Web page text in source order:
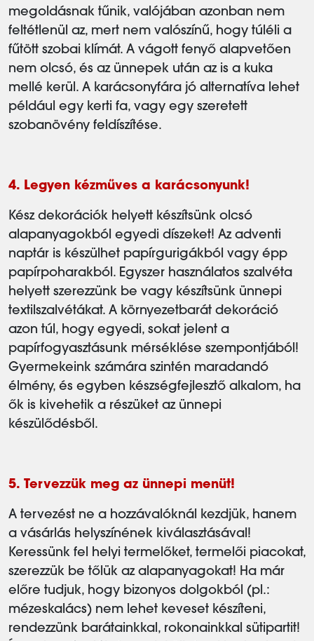
megoldásnak tűnik, valójában azonban nem
feltétlenül az, mert nem valószínű, hogy túléli a
fűtött szobai klímát. A vágott fenyő alapvetően
nem olcsó, és az ünnepek után az is a kuka
mellé kerül. A karácsonyfára jó alternatíva lehet
például egy kerti fa, vagy egy szeretett
szobanövény feldíszítése.
4. Legyen kézműves a karácsonyunk!
Kész dekorációk helyett készítsünk olcsó
alapanyagokból egyedi díszeket! Az adventi
naptár is készülhet papírgurigákból vagy épp
papírpoharakból. Egyszer használatos szalvéta
helyett szerezzünk be vagy készítsünk ünnepi
textilszalvétákat. A környezetbarát dekoráció
azon túl, hogy egyedi, sokat jelent a
papírfogyasztásunk mérséklése szempontjából!
Gyermekeink számára szintén maradandó
élmény, és egyben készségfejlesztő alkalom, ha
ők is kivehetik a részüket az ünnepi
készülődésből.
5. Tervezzük meg az ünnepi menüt!
A tervezést ne a hozzávalóknál kezdjük, hanem
a vásárlás helyszínének kiválasztásával!
Keressünk fel helyi termelőket, termelői piacokat,
szerezzük be tőlük az alapanyagokat! Ha már
előre tudjuk, hogy bizonyos dolgokból (pl.:
mézeskalács) nem lehet keveset készíteni,
rendezzünk barátainkkal, rokonainkkal sütipartit!